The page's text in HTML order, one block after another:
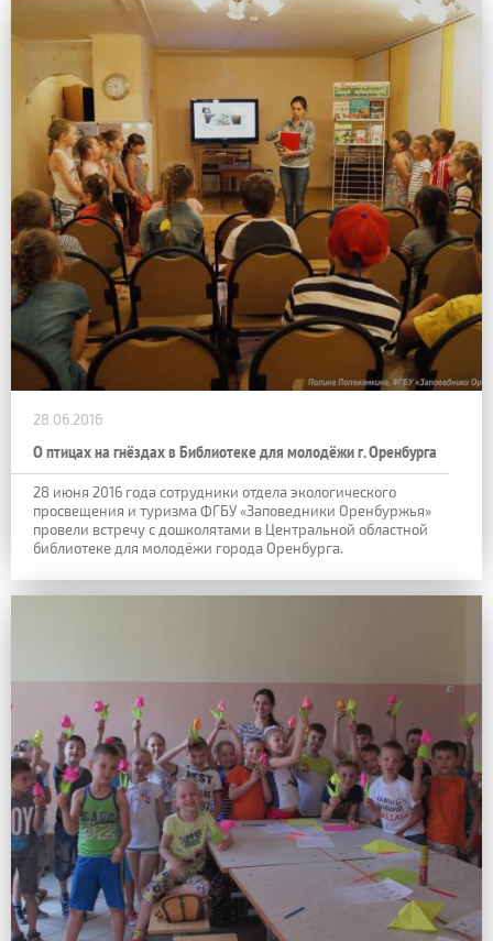
28.06.2016
О птицах на гнёздах в Библиотеке для молодёжи г. Оренбурга
28 июня 2016 года сотрудники отдела экологического
просвещения и туризма ФГБУ «Заповедники Оренбуржья»
провели встречу с дошколятами в Центральной областной
библиотеке для молодёжи города Оренбурга.